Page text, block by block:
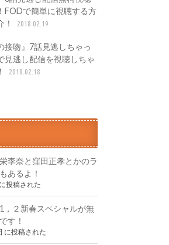
FODで簡単に視聴する方
！
2018.02.19
接吻』7話見逃しちゃっ
見逃し配信を視聴しちゃ
2018.02.18
李奈と窪田正孝とかのラ
あるよ！
投稿された
，２新春スペシャルが無
す！
に投稿された